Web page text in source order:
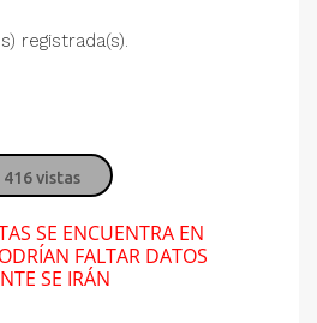
registrada(s).
416 vistas
SE ENCUENTRA EN
FALTAR DATOS
SE IRÁN